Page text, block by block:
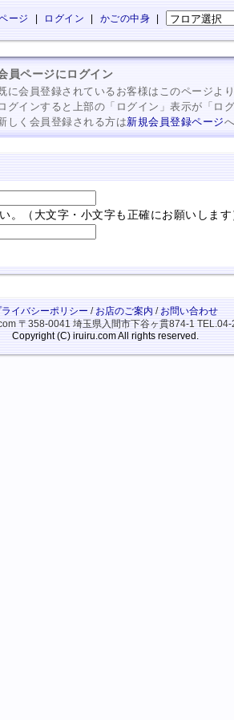
かごの中身
ログイン
ージ
員ページにログイン
に会員登録されているお客様はこのページよ
グインすると上部の「ログイン」表示が「ロ
しく会員登録される方は新規会員登録ページ
。（大文字・小文字も正確にお願いします
イバシーポリシー/お店のご案内/お問い合わせ
〒358-0041 埼玉県入間市下谷ヶ貫874-1
Copyright (C) iruiru.com All rights reserved.